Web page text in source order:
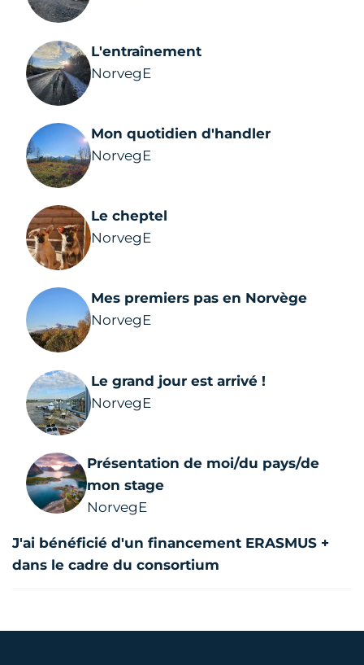
L'entraînement
NorvegE
Mon quotidien d'handler
NorvegE
Le cheptel
NorvegE
Mes premiers pas en Norvège
NorvegE
Le grand jour est arrivé !
NorvegE
Présentation de moi/du pays/de
mon stage
NorvegE
J'ai bénéficié d'un financement ERASMUS +
dans le cadre du consortium